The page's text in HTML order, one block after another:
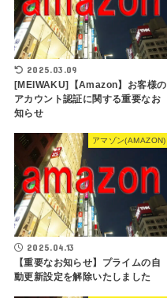
2025.03.09
[MEIWAKU]【Amazon】お客様の
アカウント認証に関する重要なお
知らせ
アマゾン(AMAZON)
2025.04.13
【重要なお知らせ】プライムの自
動更新設定を解除いたしました